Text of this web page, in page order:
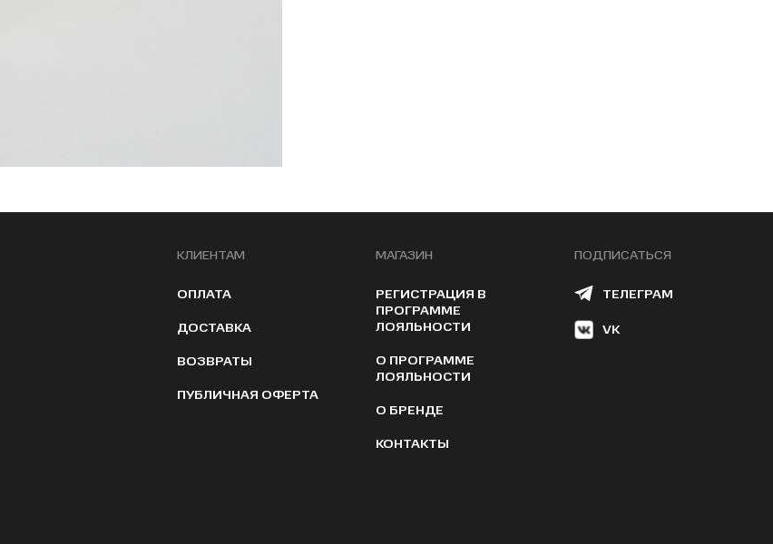
КЛИЕНТАМ
ОПЛАТА
ДОСТАВКА
ВОЗВРАТЫ
ПУБЛИЧНАЯ ОФЕРТА
МАГАЗИН
РЕГИСТРАЦИЯ В
ПРОГРАММЕ
ЛОЯЛЬНОСТИ
О ПРОГРАММЕ
ЛОЯЛЬНОСТИ
О БРЕНДЕ
КОНТАКТЫ
ПОДПИСАТЬСЯ
ТЕЛЕГРАМ
VK